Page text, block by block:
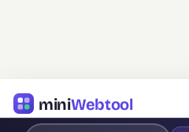
miniWebtool